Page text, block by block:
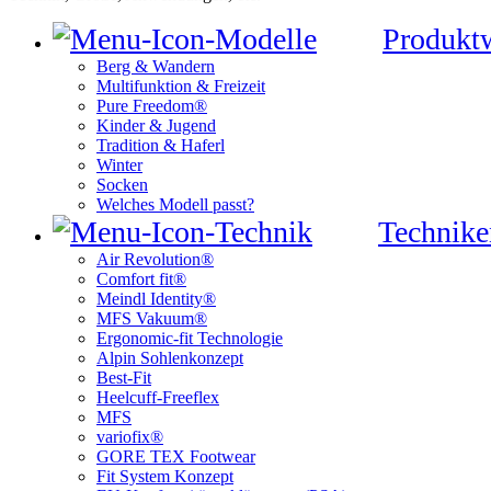
Berg & Wandern
Multifunktion & Freizeit
Pure Freedom®
Kinder & Jugend
Tradition & Haferl
Winter
Socken
Welches Modell passt?
Air Revolution®
Comfort fit®
Meindl Identity®
MFS Vakuum®
Ergonomic-fit Technologie
Alpin Sohlenkonzept
Best-Fit
Heelcuff-Freeflex
MFS
variofix®
GORE TEX Footwear
Fit System Konzept